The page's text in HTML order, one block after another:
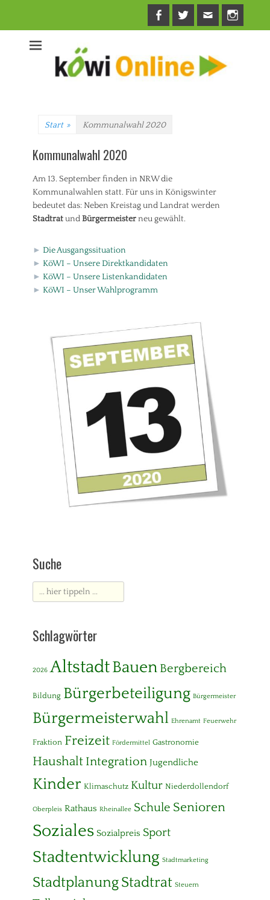
Facebook
Twitter
Mail
Start » Kommunalwahl 2020
Kommunalwahl 2020
Am 13. September finden in NRW die
Kommunalwahlen statt. Für uns in Königswinter
bedeutet das: Neben Kreistag und Landrat werden
StadtratundBürgermeisterneu gewählt.
► Die Ausgangssituation
► KöWI – Unsere Direktkandidaten
► KöWI – Unsere Listenkandidaten
► KöWI – Unser Wahlprogramm
Suche
Suche
nach:
Schlagwörter
2026 AltstadtBauen Bergbereich
Bildung Bürgerbeteiligung Bürgermeister
Bürgermeisterwahl Ehrenamt Feuerwehr
Fraktion Freizeit Fördermittel Gastronomie
Haushalt Integration Jugendliche
Kinder Klimaschutz Kultur Niederdollendorf
Oberpleis Rathaus Rheinallee Schule Senioren
Soziales Sozialpreis Sport
Stadtentwicklung Stadtmarketing
StadtplanungStadtrat Steuern